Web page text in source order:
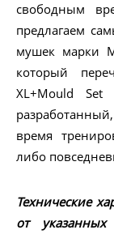
свободным
предлагаем
мушек марки
который
XL+Mould Set
время
либо
Технические
от